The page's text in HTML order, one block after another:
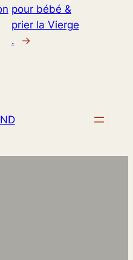
pour bébé &
prier la Vierge
.
→